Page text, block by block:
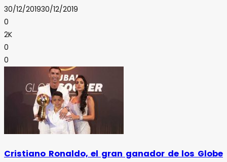
30/12/201930/12/2019
0
2K
0
0
Cristiano Ronaldo, el gran ganador de los Globe